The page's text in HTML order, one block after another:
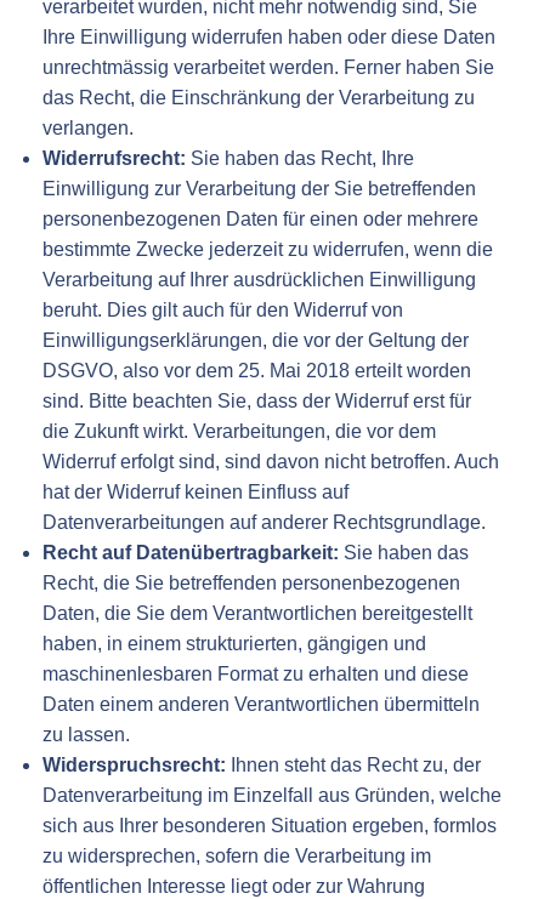
verarbeitet wurden, nicht mehr notwendig sind, Sie
Ihre Einwilligung widerrufen haben oder diese Daten
unrechtmässig verarbeitet werden. Ferner haben Sie
das Recht, die Einschränkung der Verarbeitung zu
verlangen.
Widerrufsrecht: Sie haben das Recht, Ihre
Einwilligung zur Verarbeitung der Sie betreffenden
personenbezogenen Daten für einen oder mehrere
bestimmte Zwecke jederzeit zu widerrufen, wenn die
Verarbeitung auf Ihrer ausdrücklichen Einwilligung
beruht. Dies gilt auch für den Widerruf von
Einwilligungserklärungen, die vor der Geltung der
DSGVO, also vor dem 25. Mai 2018 erteilt worden
sind. Bitte beachten Sie, dass der Widerruf erst für
die Zukunft wirkt. Verarbeitungen, die vor dem
Widerruf erfolgt sind, sind davon nicht betroffen. Auch
hat der Widerruf keinen Einfluss auf
Datenverarbeitungen auf anderer Rechtsgrundlage.
Recht auf Datenübertragbarkeit: Sie haben das
Recht, die Sie betreffenden personenbezogenen
Daten, die Sie dem Verantwortlichen bereitgestellt
haben, in einem strukturierten, gängigen und
maschinenlesbaren Format zu erhalten und diese
Daten einem anderen Verantwortlichen übermitteln
zu lassen.
Widerspruchsrecht: Ihnen steht das Recht zu, der
Datenverarbeitung im Einzelfall aus Gründen, welche
sich aus Ihrer besonderen Situation ergeben, formlos
zu widersprechen, sofern die Verarbeitung im
öffentlichen Interesse liegt oder zur Wahrung